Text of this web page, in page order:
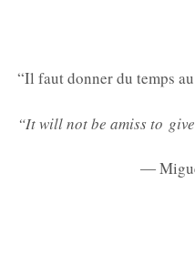
“Il faut donner du temps
“It will not be amiss to
―